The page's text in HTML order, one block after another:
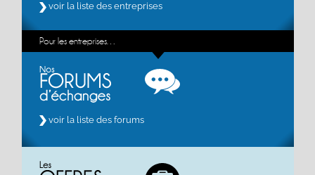
voir la liste des entreprises
Pour les entreprises…
voir la liste des forums